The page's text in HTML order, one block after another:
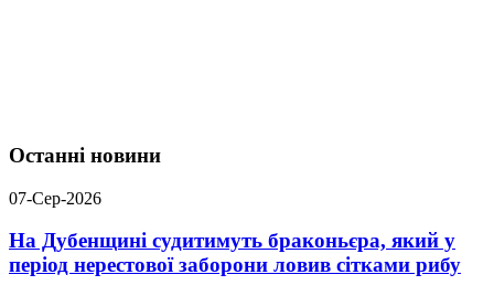
Останні новини
07-Сер-2026
На Дубенщині судитимуть браконьєра, який у
період нерестової заборони ловив сітками рибу